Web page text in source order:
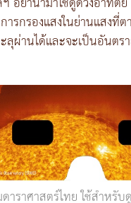
ารกรองแสงในย่านแสงที่
ลุผ่านได้และจะเป็นอันตร
าราศาสตร์ไทย ใช้สำหรั